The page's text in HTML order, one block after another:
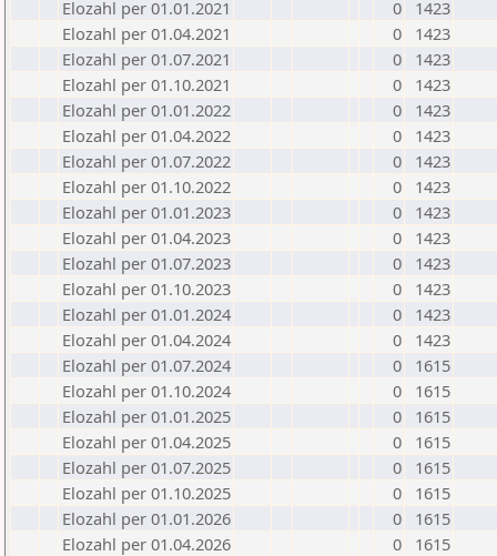
Elozahl per 01.01.2021
0
1423
Elozahl per 01.04.2021
0
1423
Elozahl per 01.07.2021
0
1423
Elozahl per 01.10.2021
0
1423
Elozahl per 01.01.2022
0
1423
Elozahl per 01.04.2022
0
1423
Elozahl per 01.07.2022
0
1423
Elozahl per 01.10.2022
0
1423
Elozahl per 01.01.2023
0
1423
Elozahl per 01.04.2023
0
1423
Elozahl per 01.07.2023
0
1423
Elozahl per 01.10.2023
0
1423
Elozahl per 01.01.2024
0
1423
Elozahl per 01.04.2024
0
1423
Elozahl per 01.07.2024
0
1615
Elozahl per 01.10.2024
0
1615
Elozahl per 01.01.2025
0
1615
Elozahl per 01.04.2025
0
1615
Elozahl per 01.07.2025
0
1615
Elozahl per 01.10.2025
0
1615
Elozahl per 01.01.2026
0
1615
Elozahl per 01.04.2026
0
1615